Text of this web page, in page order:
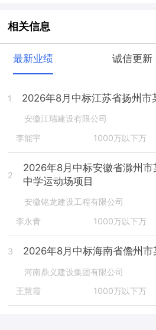
相关信息
最新业绩 诚信更新
1 2026年8月中标江苏省扬州市
安徽江瑞建设有限公司
李能宇
1000万以下万
2
2026年8月中标安徽省滁州市
中学运动场项目
安徽铭龙建设工程有限公司
李永青
1000万以下万
3 2026年8月中标海南省儋州
河南鼎义建设集团有限公司
王慧霞
1000万以下万